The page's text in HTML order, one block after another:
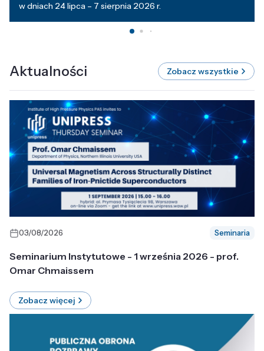
w dniach 24 lipca – 7 sierpnia 2026 r.
Aktualności Zobacz wszystkie
03/08/2026 Seminaria
Seminarium Instytutowe - 1 września 2026 - prof.
Omar Chmaissem
Zobacz więcej